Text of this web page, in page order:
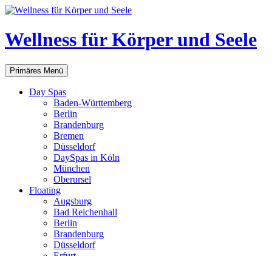
Zum
springen
Wellness für Körper und Seele
Suchen
Primäres Menü
Day Spas
Baden-Württemberg
Berlin
Brandenburg
Bremen
Düsseldorf
DaySpas in Köln
München
Oberursel
Floating
Augsburg
Bad Reichenhall
Berlin
Brandenburg
Düsseldorf